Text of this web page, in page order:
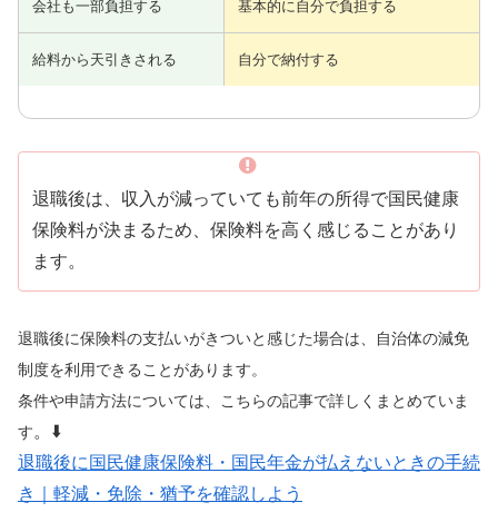
会社も一部負担する 基本的に自分で負担する
給料から天引きされる 自分で納付する
退職後は、収入が減っていても前年の所得で国民健康
保険料が決まるため、保険料を高く感じることがあり
ます。
退職後に保険料の支払いがきついと感じた場合は、自治体の減免
制度を利用できることがあります。
条件や申請方法については、こちらの記事で詳しくまとめていま
す。⬇️
退職後に国民健康保険料・国民年金が払えないときの手続
き｜軽減・免除・猶予を確認しよう